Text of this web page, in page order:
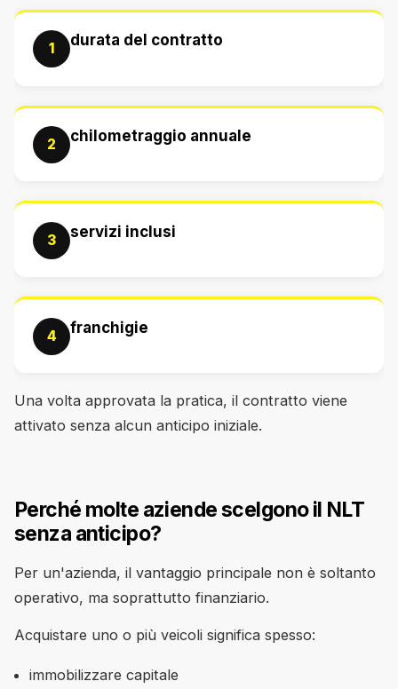
1 durata del contratto
2 chilometraggio annuale
3 servizi inclusi
4 franchigie
Una volta approvata la pratica, il contratto viene
attivato senza alcun anticipo iniziale.
Perché molte aziende scelgono il NLT
senza anticipo?
Per un'azienda, il vantaggio principale non è soltanto
operativo, ma soprattutto finanziario.
Acquistare uno o più veicoli significa spesso:
immobilizzare capitale